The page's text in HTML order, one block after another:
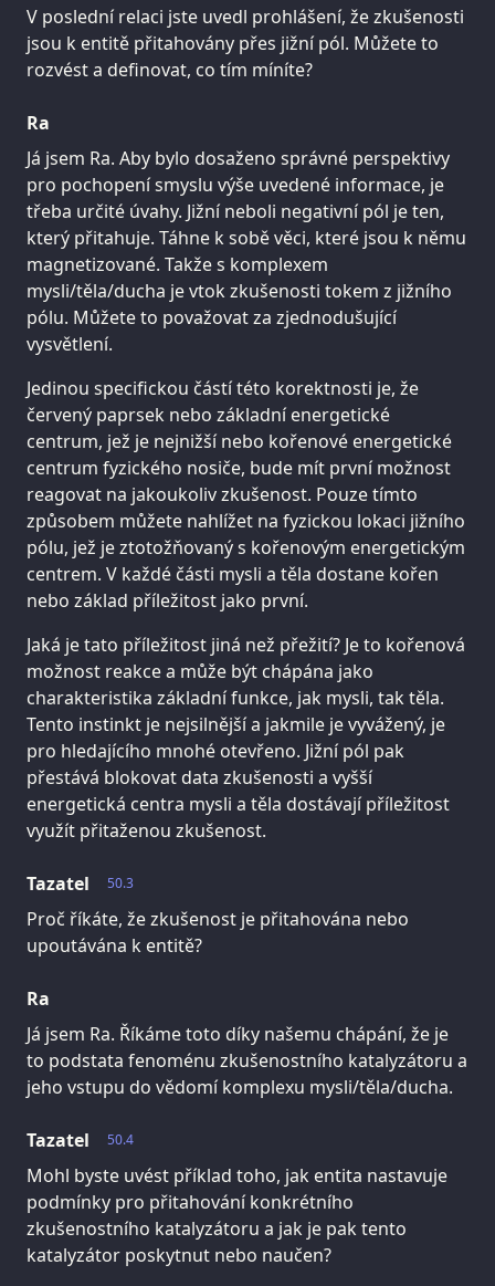
V poslední relaci jste uvedl prohlášení, že zkušenosti
jsou k entitě přitahovány přes jižní pól. Můžete to
rozvést a definovat, co tím míníte?
Ra
Já jsem Ra. Aby bylo dosaženo správné perspektivy
pro pochopení smyslu výše uvedené informace, je
třeba určité úvahy. Jižní neboli negativní pól je ten,
který přitahuje. Táhne k sobě věci, které jsou k němu
magnetizované. Takže s komplexem
mysli/těla/ducha je vtok zkušenosti tokem z jižního
pólu. Můžete to považovat za zjednodušující
vysvětlení.
Jedinou specifickou částí této korektnosti je, že
červený paprsek nebo základní energetické
centrum, jež je nejnižší nebo kořenové energetické
centrum fyzického nosiče, bude mít první možnost
reagovat na jakoukoliv zkušenost. Pouze tímto
způsobem můžete nahlížet na fyzickou lokaci jižního
pólu, jež je ztotožňovaný s kořenovým energetickým
centrem. V každé části mysli a těla dostane kořen
nebo základ příležitost jako první.
Jaká je tato příležitost jiná než přežití? Je to kořenová
možnost reakce a může být chápána jako
charakteristika základní funkce, jak mysli, tak těla.
Tento instinkt je nejsilnější a jakmile je vyvážený, je
pro hledajícího mnohé otevřeno. Jižní pól pak
přestává blokovat data zkušenosti a vyšší
energetická centra mysli a těla dostávají příležitost
využít přitaženou zkušenost.
50.3
Tazatel
Proč říkáte, že zkušenost je přitahována nebo
upoutávána k entitě?
Ra
Já jsem Ra. Říkáme toto díky našemu chápání, že je
to podstata fenoménu zkušenostního katalyzátoru a
jeho vstupu do vědomí komplexu mysli/těla/ducha.
50.4
Tazatel
Mohl byste uvést příklad toho, jak entita nastavuje
podmínky pro přitahování konkrétního
zkušenostního katalyzátoru a jak je pak tento
katalyzátor poskytnut nebo naučen?